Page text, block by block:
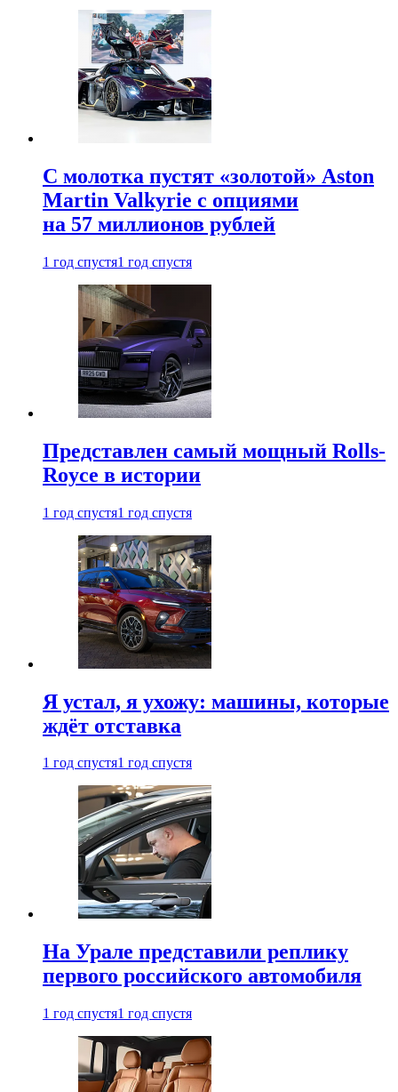
С молотка пустят «золотой» Aston
Martin Valkyrie с опциями
на 57 миллионов рублей
1 год спустя1 год спустя
Представлен самый мощный Rolls-
Royce в истории
1 год спустя1 год спустя
Я устал, я ухожу: машины, которые
ждёт отставка
1 год спустя1 год спустя
На Урале представили реплику
первого российского автомобиля
1 год спустя1 год спустя